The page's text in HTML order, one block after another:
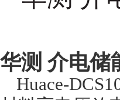
华测 介电储
Huace-